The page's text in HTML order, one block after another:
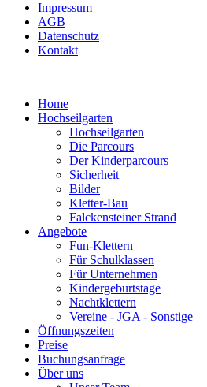
Impressum
AGB
Datenschutz
Kontakt
Home
Hochseilgarten
Hochseilgarten
Die Parcours
Der Kinderparcours
Sicherheit
Bilder
Kletter-Bau
Falckensteiner Strand
Angebote
Fun-Klettern
Für Schulklassen
Für Unternehmen
Kindergeburtstage
Nachtklettern
Vereine - JGA - Sonstige
Öffnungszeiten
Preise
Buchungsanfrage
Über uns